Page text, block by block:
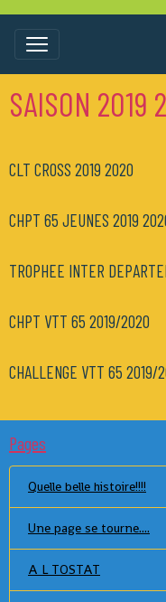
SAISON 2019
CLT CROSS 2019 2020
CHPT 65 JEUNES 2019
TROPHEE INTER
CHPT VTT 65 2019/2020
CHALLENGE VTT 65 2019/
Pages
Quelle belle histoire!!!!
Une page se tourne....
A L TOSTAT